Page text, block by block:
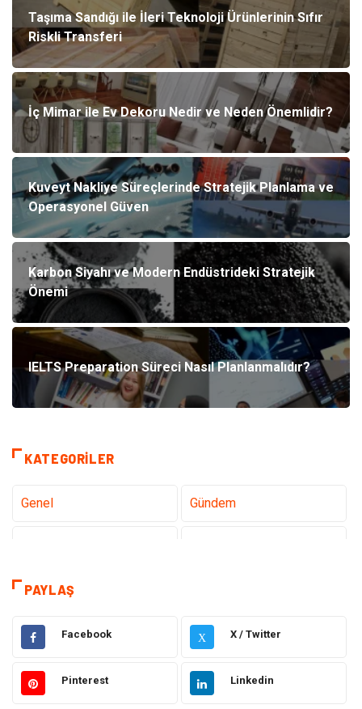
Taşıma Sandığı ile İleri Teknoloji Ürünlerinin Sıfır
Riskli Transferi
İç Mimar ile Ev Dekoru Nedir ve Neden Önemlidir?
Kuveyt Nakliye Süreçlerinde Stratejik Planlama ve
Operasyonel Güven
Karbon Siyahı ve Modern Endüstrideki Stratejik
Önemi
IELTS Preparation Süreci Nasıl Planlanmalıdır?
KATEGORILER
Genel Gündem
Sağlık
Dekorasyon Elektrik Elektronik
Ulaşım ve Taşımacılık Alışveriş
PAYLAŞ
Facebook X X / Twitter
Pinterest Linkedin